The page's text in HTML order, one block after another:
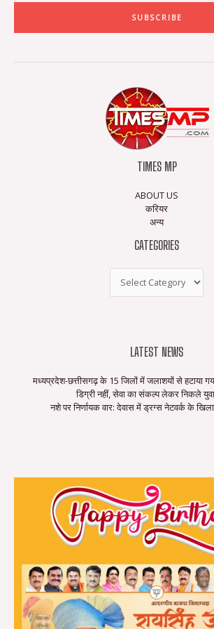
SUBSCRIBE
TIMES MP
ABOUT US
करियर
अन्य
CATEGORIES
LATEST NEWS
मध्यप्रदेश-छत्तीसगढ़ के 15 जिलों में जलाशयों से हटाया
डिग्री नहीं, सेवा का संकल्प लेकर निकले
नशे पर निर्णायक वार: देवास में ड्रग्स नेटवर्क के